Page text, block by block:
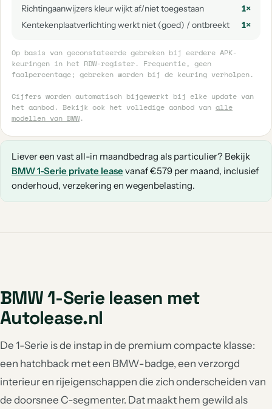
Richtingaanwijzers kleur wijkt af/niet toegestaan
1×
Kentekenplaatverlichting werkt niet (goed) / ontbreekt
1×
Op basis van geconstateerde gebreken bij eerdere APK-
keuringen in het RDW-register. Frequentie, geen
faalpercentage; gebreken worden bij de keuring verholpen.
Cijfers worden automatisch bijgewerkt bij elke update van
het aanbod. Bekijk ook het volledige aanbod van alle
modellen van BMW.
Liever een vast all-in maandbedrag als particulier? Bekijk
BMW 1-Serie private lease vanaf €579 per maand, inclusief
onderhoud, verzekering en wegenbelasting.
BMW 1-Serie leasen met
Autolease.nl
De 1-Serie is de instap in de premium compacte klasse:
een hatchback met een BMW-badge, een verzorgd
interieur en rijeigenschappen die zich onderscheiden van
de doorsnee C-segmenter. Dat maakt hem gewild als